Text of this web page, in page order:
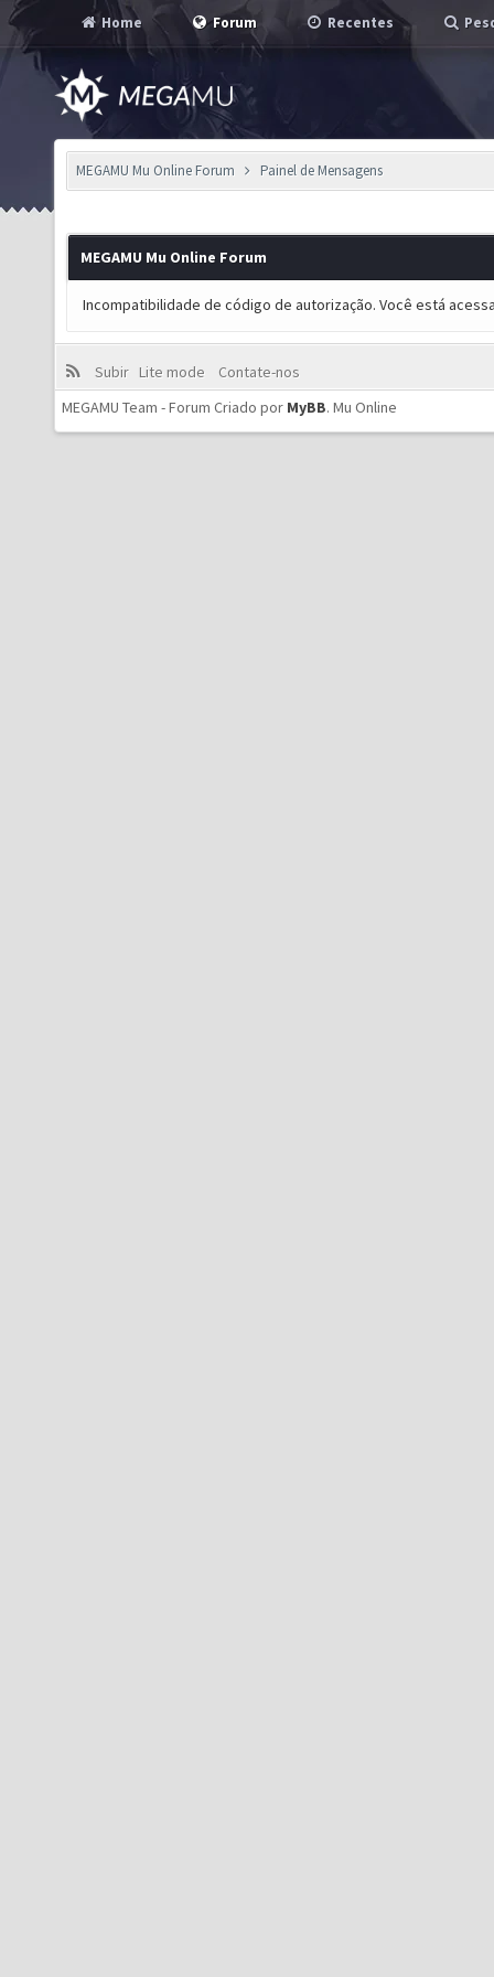
Home Forum Recentes
MEGAMU Mu Online Forum Painel de Mensagens
MEGAMU Mu Online Forum
Incompatibilidade de código de autorização. Você está
Subir Lite mode
Contate-nos
MEGAMU Team - Forum Criado por MyBB. Mu Online